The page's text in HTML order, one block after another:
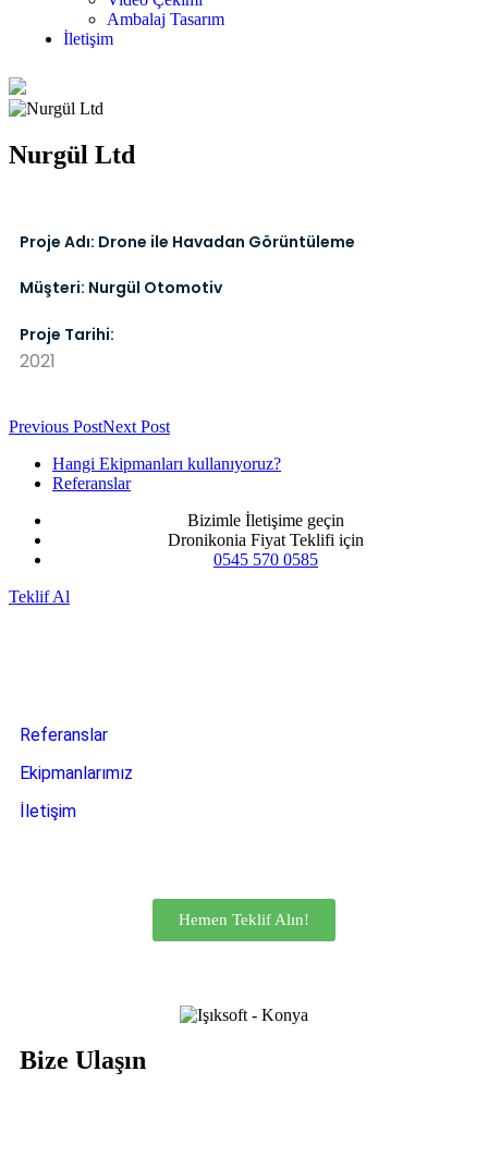
Ambalaj Tasarım
İletişim
Nurgül Ltd
Proje Adı: Drone ile Havadan Görüntüleme
Müşteri: Nurgül Otomotiv
Proje Tarihi:
2021
Previous PostNext Post
Hangi Ekipmanları kullanıyoruz?
Referanslar
Bizimle İletişime geçin
Dronikonia Fiyat Teklifi için
0545 570 0585
Teklif Al
Referanslar
Ekipmanlarımız
İletişim
Hemen Teklif Alın!
Bize Ulaşın